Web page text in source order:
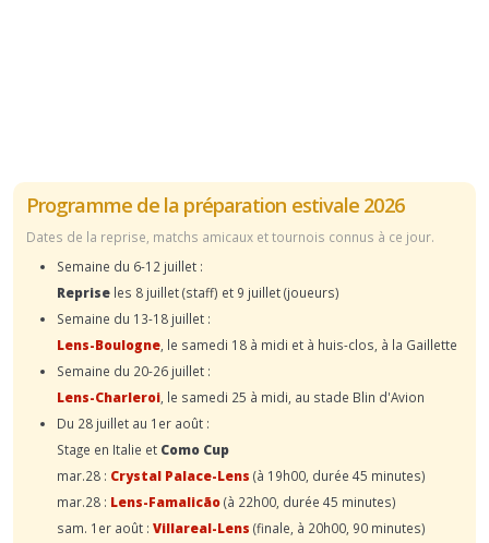
Programme de la préparation estivale 2026
Dates de la reprise, matchs amicaux et tournois connus à ce jour.
Semaine du 6-12 juillet :
Reprise les 8 juillet (staff) et 9 juillet (joueurs)
Semaine du 13-18 juillet :
Lens-Boulogne , le samedi 18 à midi et à huis-clos, à la Gaillette
Semaine du 20-26 juillet :
Lens-Charleroi , le samedi 25 à midi, au stade Blin d'Avion
Du 28 juillet au 1er août :
Stage en Italie et Como Cup
mar.28 : Crystal Palace-Lens (à 19h00, durée 45 minutes)
mar.28 : Lens-Famalicão(à 22h00, durée 45 minutes)
sam. 1er août : Villareal-Lens (finale, à 20h00, 90 minutes)